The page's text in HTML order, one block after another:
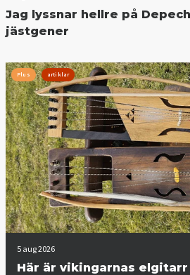
Jag lyssnar hellre på
jästgener
Plus artiklar
5 aug 2026
Här är vikingarnas elgitarr